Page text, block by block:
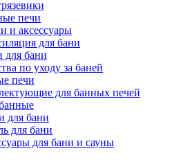
печи
и аксессуары
для бани
для бани
по уходу за баней
печи
для банных печей
для бани
для бани
для бани и сауны